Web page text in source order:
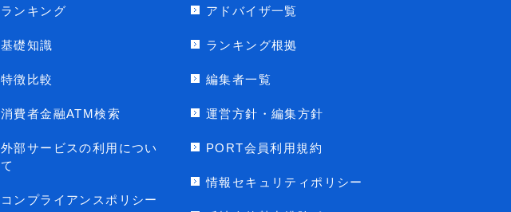
ランキング
基礎知識
特徴比較
消費者金融ATM検索
外部サービスの利用につい
て
コンプライアンスポリシー
アドバイザ一覧
ランキング根拠
編集者一覧
運営方針・編集方針
PORT会員利用規約
情報セキュリティポリシー